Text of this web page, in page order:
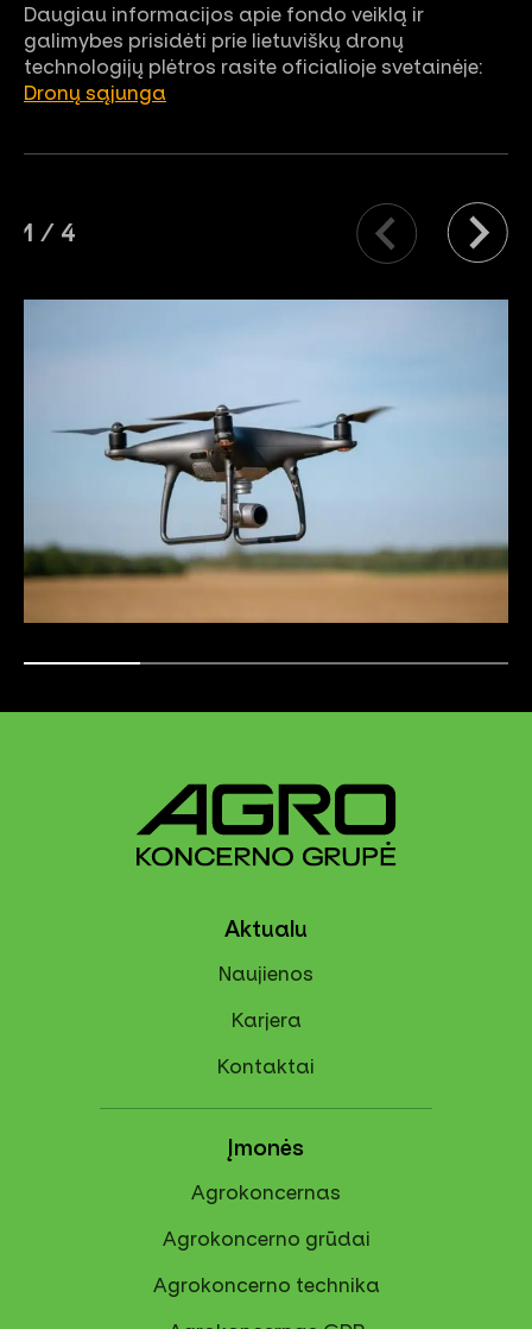
Daugiau informacijos apie fondo veiklą ir
galimybes prisidėti prie lietuviškų dronų
technologijų plėtros rasite oficialioje svetainėje:
Dronų sąjunga
1 / 4
Aktualu
Naujienos
Karjera
Kontaktai
Įmonės
Agrokoncernas
Agrokoncerno grūdai
Agrokoncerno technika